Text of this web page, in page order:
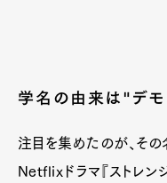
Pen
学名の由来は"デ
注目を集めたのが、その
Netflixドラマ『ストレン